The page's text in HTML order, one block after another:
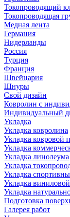
Токопроводящий
Токопроводящая
Медная лента
Германия
Нидерланды
Россия
Турция
Франция
Швейцария
Шнуры
Свой дизайн
Ковролин с
Индивидуальный
Укладка
Укладка ковролина
Укладка ковровой
Укладка
Укладка линолеума
Укладка
Укладка
Укладка
Укладка
Подготовка
Галерея работ